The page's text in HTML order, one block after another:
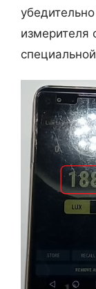
измерителя